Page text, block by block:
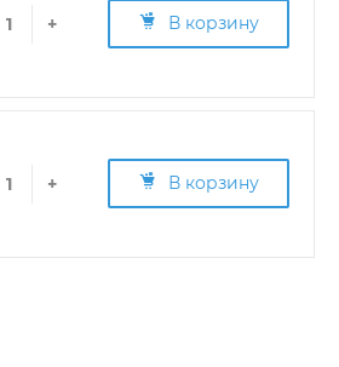
+ В корзину
+ В корзину